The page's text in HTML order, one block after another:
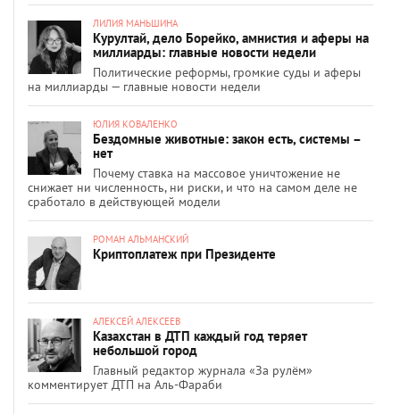
ЛИЛИЯ МАНЬШИНА
Курултай, дело Борейко, амнистия и аферы на
миллиарды: главные новости недели
Политические реформы, громкие суды и аферы
на миллиарды — главные новости недели
ЮЛИЯ КОВАЛЕНКО
Бездомные животные: закон есть, системы –
нет
Почему ставка на массовое уничтожение не
снижает ни численность, ни риски, и что на самом деле не
сработало в действующей модели
РОМАН АЛЬМАНСКИЙ
Криптоплатеж при Президенте
АЛЕКСЕЙ АЛЕКСЕЕВ
Казахстан в ДТП каждый год теряет
небольшой город
Главный редактор журнала «За рулём»
комментирует ДТП на Аль-Фараби